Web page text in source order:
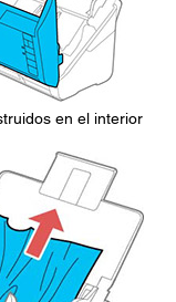
en el interior